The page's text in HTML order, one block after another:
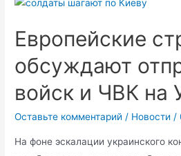
«Вагнер»
Мали
Европейские
обсуждают
войск и ЧВК на
Оставьте комментарий / Новости /
На фоне эскалации украинского